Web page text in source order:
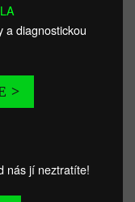
a diagnostickou
>
nás jí neztratíte!